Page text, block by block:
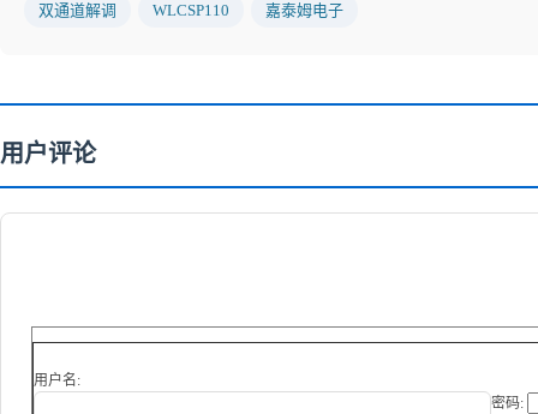
双通道解调 WLCSP110 嘉泰姆电子
用户评论
用户名:
密码: